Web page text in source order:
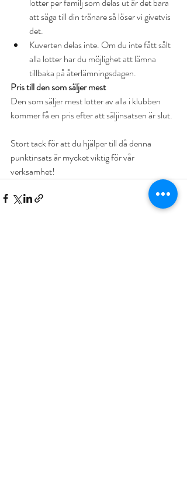
att säga till din tränare så löser vi givetvis
det.
Kuverten delas inte. Om du inte fått sålt
alla lotter har du möjlighet att lämna
tillbaka på återlämningsdagen.
Pris till den som säljer mest
Den som säljer mest lotter av alla i klubben
kommer få en pris efter att säljinsatsen är slut.
Stort tack för att du hjälper till då denna
punktinsats är mycket viktig för vår
verksamhet!